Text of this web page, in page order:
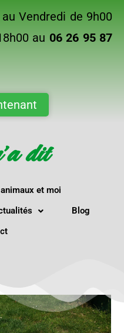
Vendredi de 9h00
au 06 26 95 87
dit
et moi
Blog